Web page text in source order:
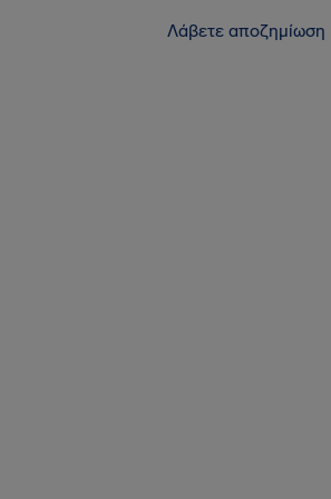
Λάβετε αποζημίωση